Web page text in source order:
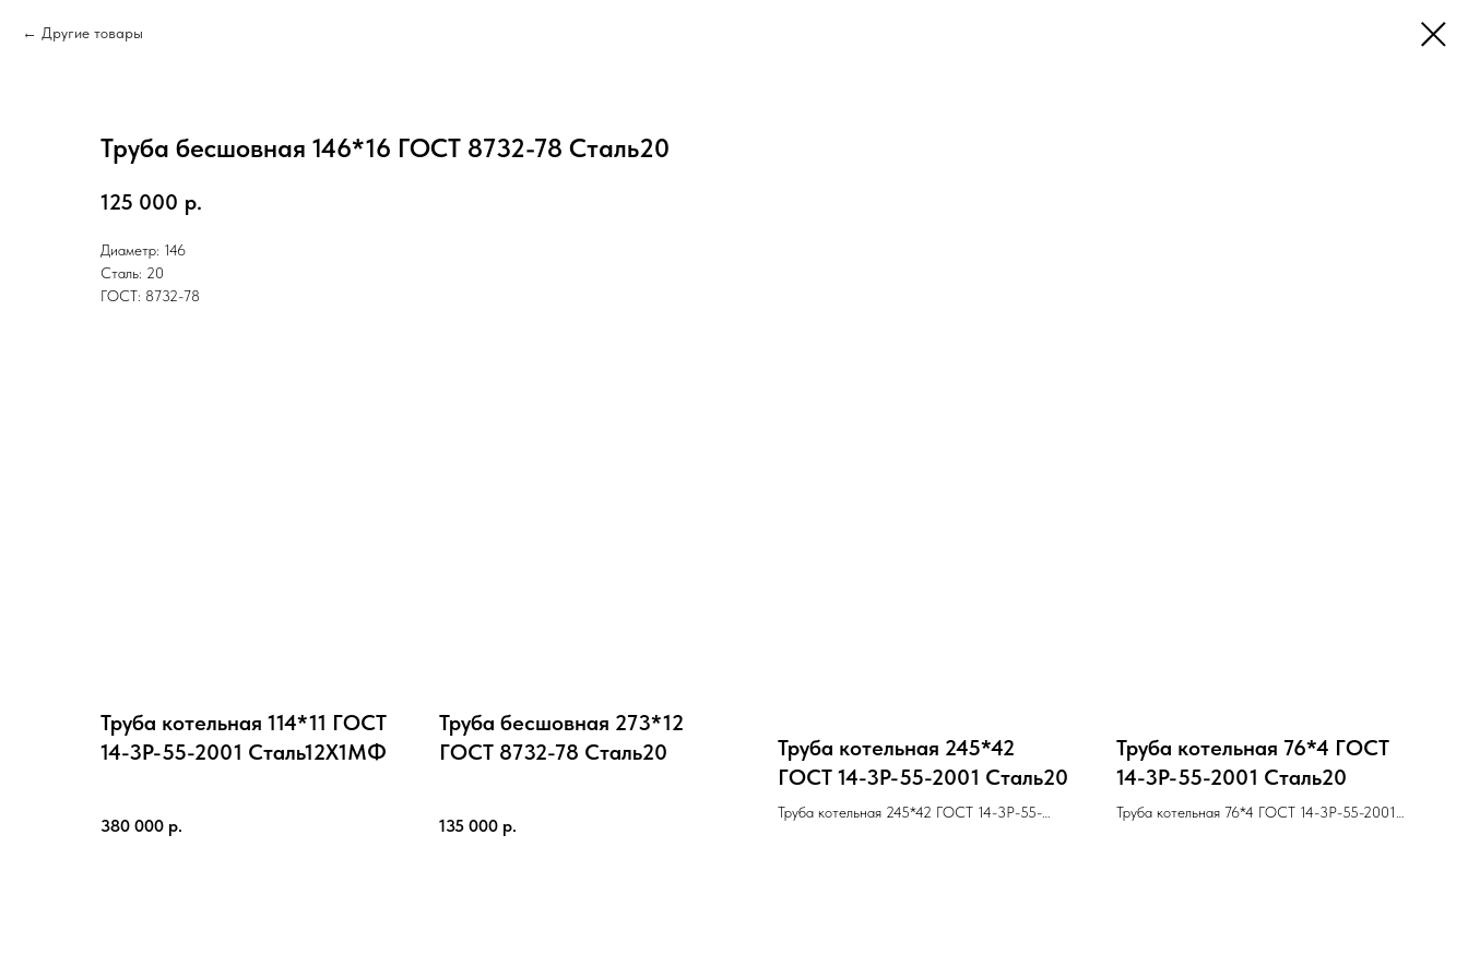
Другие товары
Труба бесшовная 146*16 ГОСТ 8732-78 Cталь20
125 000 р.
Диаметр: 146
Сталь: 20
ГОСТ: 8732-78
Труба котельная 114*11 ГОСТ
14-3Р-55-2001 Cталь12Х1МФ
380 000 р.
Труба бесшовная 273*12
ГОСТ 8732-78 Cталь20
135 000 р.
Труба котельная 245*42
ГОСТ 14-3Р-55-2001 Cталь20
Труба котельная 245*42 ГОСТ 14-3Р-55-
Труба котельная 76*4 ГОСТ
14-3Р-55-2001 Cталь20
Труба котельная 76*4 ГОСТ 14-3Р-55-2001